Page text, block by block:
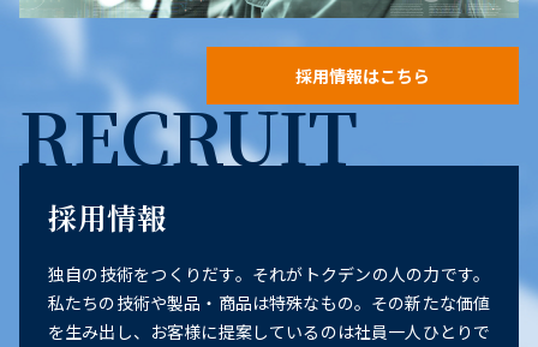
採用情報はこちら
RECRUIT
採用情報
独自の技術をつくりだす。それがトクデンの人の力です。
私たちの技術や製品・商品は特殊なもの。その新たな価値
を生み出し、お客様に提案しているのは社員一人ひとりで